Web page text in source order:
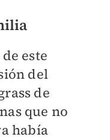
este
del
de
que no
había